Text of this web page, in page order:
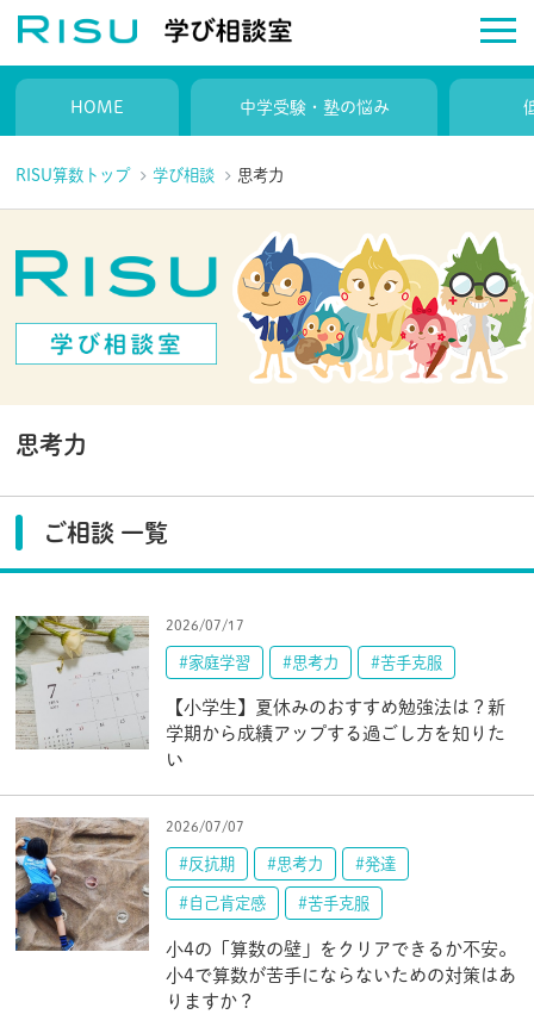
HOME 中学受験・塾の悩み
RISU算数トップ 学び相談 思考力
思考力
ご相談 一覧
2026/07/17
#家庭学習 #思考力 #苦手克服
【小学生】夏休みのおすすめ勉強法は？新
学期から成績アップする過ごし方を知りた
い
2026/07/07
#反抗期 #思考力 #発達
#自己肯定感 #苦手克服
小4の「算数の壁」をクリアできるか不安。
小4で算数が苦手にならないための対策はあ
りますか？